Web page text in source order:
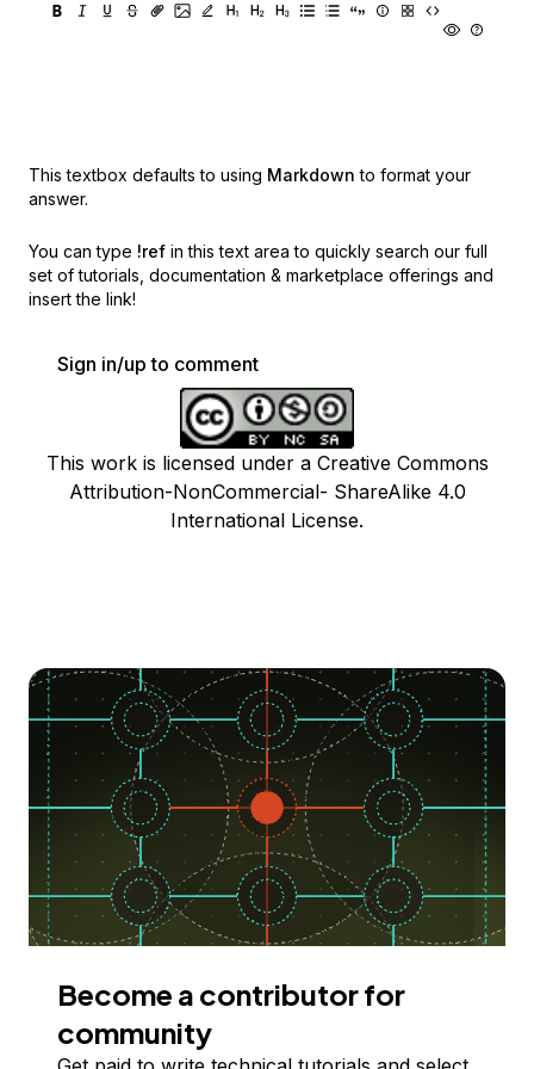
This textbox defaults to using Markdown to format your
answer.
You can type !ref in this text area to quickly search our full
set of tutorials, documentation & marketplace offerings and
insert the link!
Sign in/up to comment
This work is licensed under a Creative Commons
Attribution-NonCommercial- ShareAlike 4.0
International License.
Become a contributor for
community